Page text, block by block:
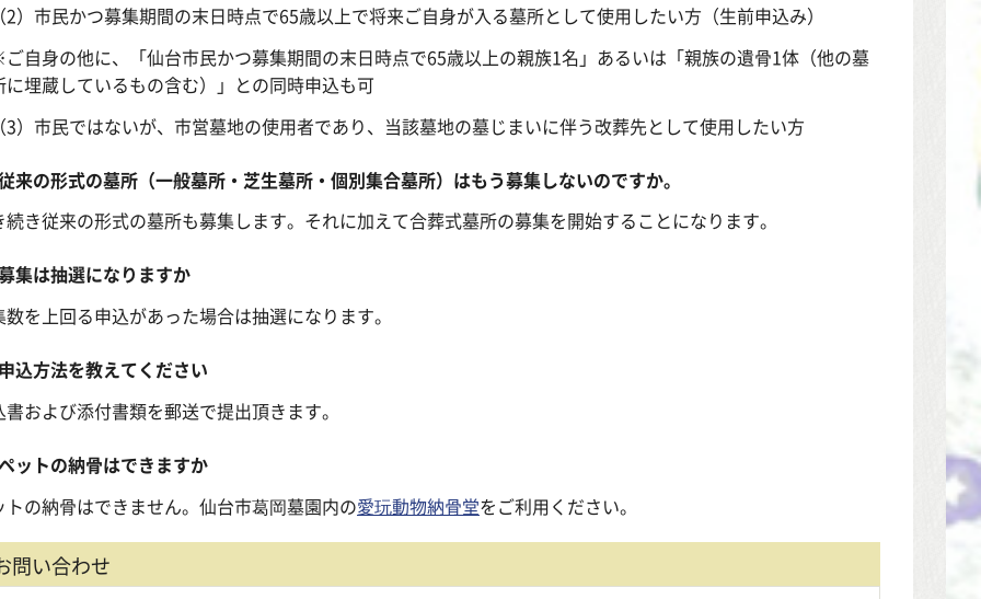
2）市民かつ募集期間の末日時点で65歳以上で将来ご自身が入る墓所として使用したい方（生前申込み）
自身の他に、「仙台市民かつ募集期間の末日時点で65歳以上の親族1名」あるいは「親族の遺骨1体（他の墓
に埋蔵しているもの含む）」との同時申込も可
3）市民ではないが、市営墓地の使用者であり、当該墓地の墓じまいに伴う改葬先として使用したい方
来の形式の墓所（一般墓所・芝生墓所・個別集合墓所）はもう募集しないのですか。
続き従来の形式の墓所も募集します。それに加えて合葬式墓所の募集を開始することになります。
集は抽選になりますか
数を上回る申込があった場合は抽選になります。
込方法を教えてください
書および添付書類を郵送で提出頂きます。
ットの納骨はできますか
トの納骨はできません。仙台市葛岡墓園内の愛玩動物納骨堂をご利用ください。
問い合わせ